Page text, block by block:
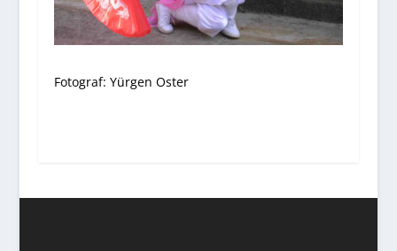
Fotograf: Yürgen Oster